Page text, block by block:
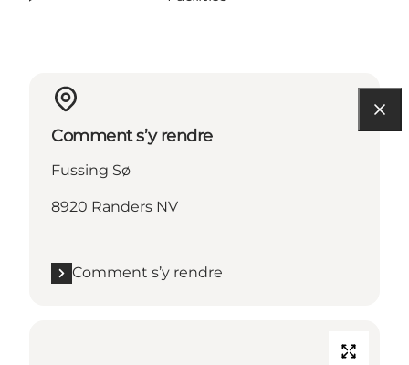
Comment s’y rendre
Fussing Sø
8920 Randers NV
Comment s’y rendre